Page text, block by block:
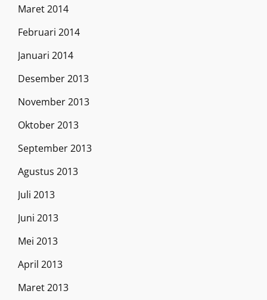
Maret 2014
Februari 2014
Januari 2014
Desember 2013
November 2013
Oktober 2013
September 2013
Agustus 2013
Juli 2013
Juni 2013
Mei 2013
April 2013
Maret 2013